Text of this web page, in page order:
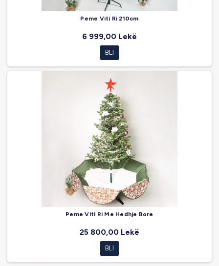
Peme Viti Ri 210cm
6 999,00 Lekë
BLI
Peme Viti Ri Me Hedhje Bore
25 800,00 Lekë
BLI